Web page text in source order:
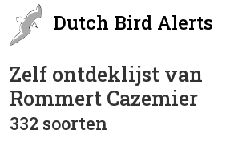
Dutch Bird Alerts
Zelf ontdeklijst van
Rommert Cazemier
332 soorten